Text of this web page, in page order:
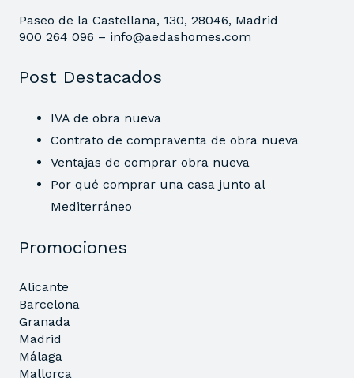
Paseo de la Castellana, 130, 28046, Madrid
900 264 096 – info@aedashomes.com
Post Destacados
IVA de obra nueva
Contrato de compraventa de obra nueva
Ventajas de comprar obra nueva
Por qué comprar una casa junto al
Mediterráneo
Promociones
Alicante
Barcelona
Granada
Madrid
Málaga
Mallorca